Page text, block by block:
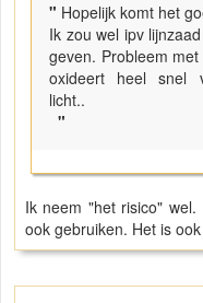
" Hopelijk komt het
Ik zou wel ipv
geven. Probleem
oxideert heel snel
licht..
"
Ik neem "het risico"
ook gebruiken. Het is